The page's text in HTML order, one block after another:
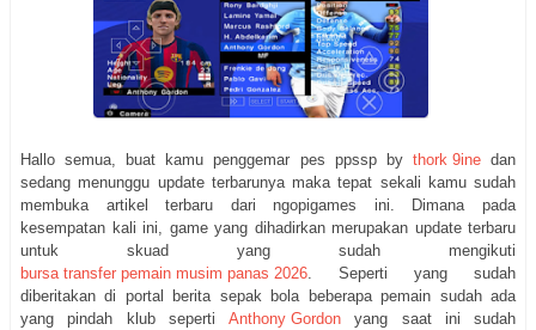
Hallo semua, buat kamu penggemar pes ppssp by thork 9inedan
sedang menunggu update terbarunya maka tepat sekali kamu sudah
membuka artikel terbaru dari ngopigames ini. Dimana pada
kesempatan kali ini, game yang dihadirkan merupakan update terbaru
untuk skuad yang sudah mengikuti
bursa transfer pemain musim panas 2026 . Seperti yang sudah
diberitakan di portal berita sepak bola beberapa pemain sudah ada
yang pindah klub seperti Anthony Gordon yang saat ini sudah